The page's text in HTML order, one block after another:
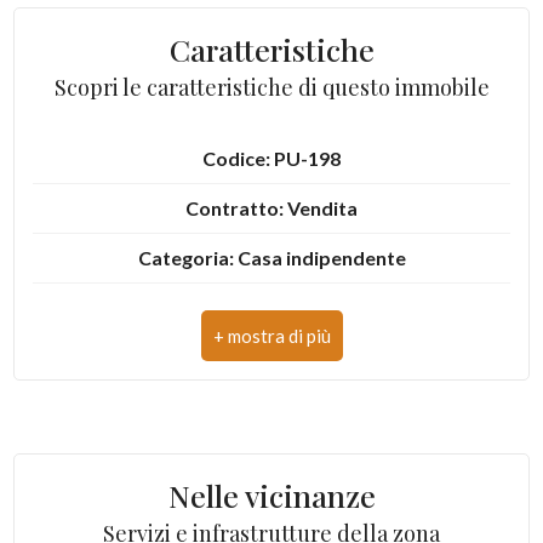
Caratteristiche
Scopri le caratteristiche di questo immobile
Codice: PU-198
Contratto: Vendita
Categoria: Casa indipendente
Indirizzo: Via Catanovetta
CAP: 63853
Camere: 6
Nelle vicinanze
Servizi e infrastrutture della zona